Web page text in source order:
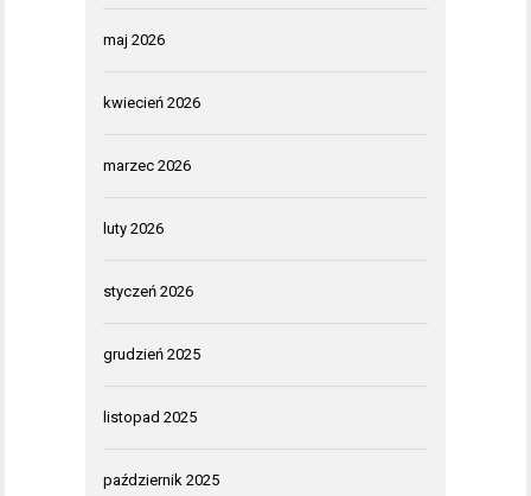
maj 2026
kwiecień 2026
marzec 2026
luty 2026
styczeń 2026
grudzień 2025
listopad 2025
październik 2025